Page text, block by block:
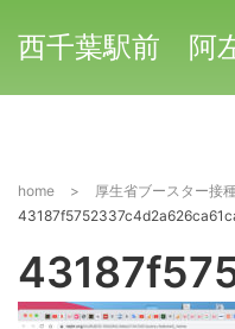
西千葉駅前 阿
home > 厚生省ブースター接